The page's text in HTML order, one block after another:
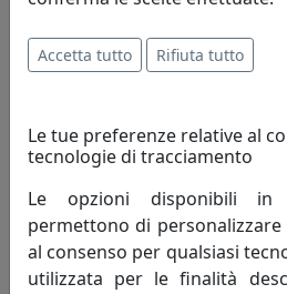
8.1 Il pagamento dei
effettua mediante i seguenti
- Paypal: il sistema di
pagare tramite la propria
comporta alcun costo
necessario registrarsi o aprire
Accetta tutto Rifiuta tutto
Le tue preferenze relative al
tecnologie di tracciamento
Le opzioni disponibili
permettono di
al consenso per qualsiasi
utilizzata per le finalità